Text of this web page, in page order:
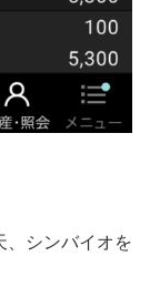
、シンバイオを